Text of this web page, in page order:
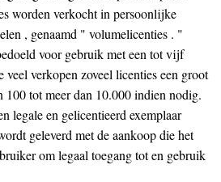
worden verkocht in persoonlijke
, genaamd " volumelicenties . "
voor gebruik met een tot vijf
veel verkopen zoveel licenties een groot
tot meer dan 10.000 indien nodig.
legale en gelicentieerd exemplaar
geleverd met de aankoop die het
om legaal toegang tot en gebruik